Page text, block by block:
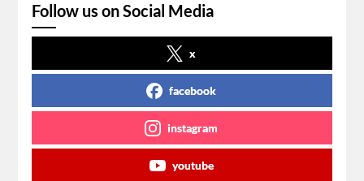
Follow us on Social Media
x
facebook
instagram
youtube